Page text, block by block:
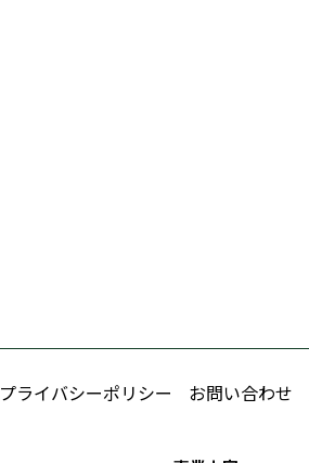
プライバシーポリシー お問い合わせ